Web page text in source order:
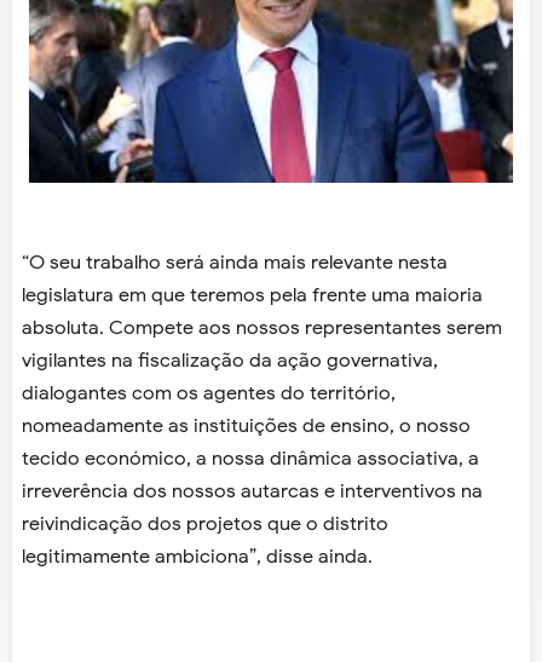
“O seu trabalho será ainda mais relevante nesta
legislatura em que teremos pela frente uma maioria
absoluta. Compete aos nossos representantes serem
vigilantes na fiscalização da ação governativa,
dialogantes com os agentes do território,
nomeadamente as instituições de ensino, o nosso
tecido económico, a nossa dinâmica associativa, a
irreverência dos nossos autarcas e interventivos na
reivindicação dos projetos que o distrito
legitimamente ambiciona”, disse ainda.